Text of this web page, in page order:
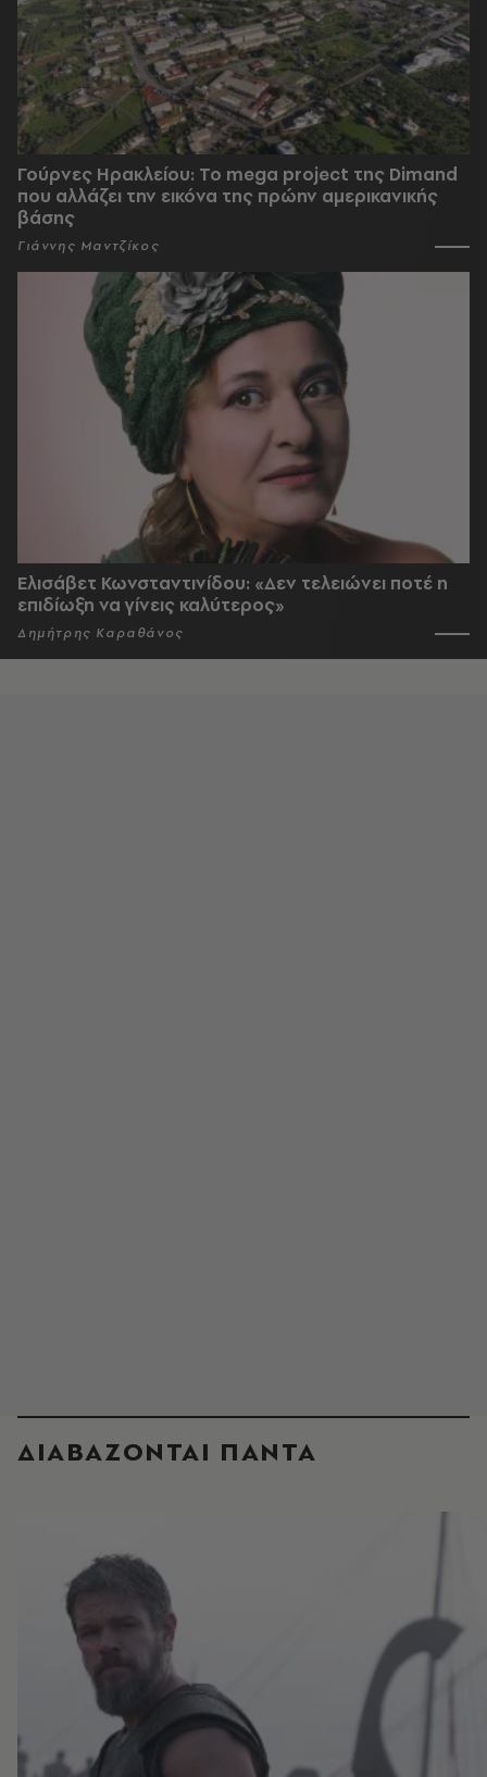
Γούρνες Ηρακλείου: To mega project της Dimand
που αλλάζει την εικόνα της πρώην αμερικανικής
βάσης
Γιάννης Μαντζίκος
Ελισάβετ Κωνσταντινίδου: «Δεν τελειώνει ποτέ η
επιδίωξη να γίνεις καλύτερος»
Δημήτρης Καραθάνος
ΔΙΑΒΑΖΟΝΤΑΙ ΠΑΝΤΑ